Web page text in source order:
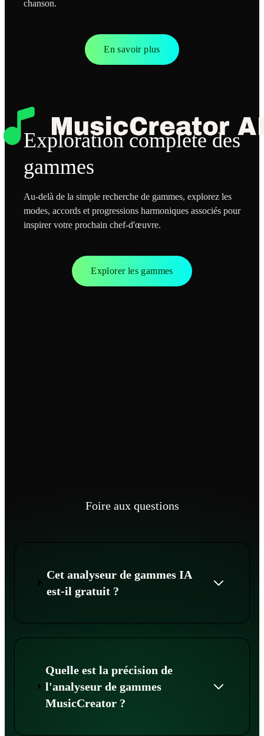
chanson.
En savoir plus
Exploration complète des
gammes
Au-delà de la simple recherche de gammes, explorez les
modes, accords et progressions harmoniques associés pour
inspirer votre prochain chef-d'œuvre.
Explorer les gammes
Foire aux questions
Cet analyseur de gammes IA
est-il gratuit ?
Quelle est la précision de
l'analyseur de gammes
MusicCreator ?